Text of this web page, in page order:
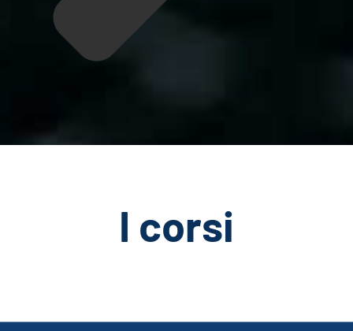
I corsi